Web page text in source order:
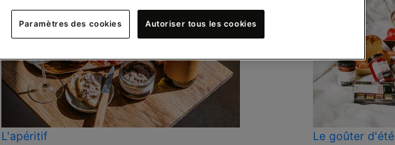
L'apéritif
Le goûter d'été
Paramètres des cookies Autoriser tous les cookies